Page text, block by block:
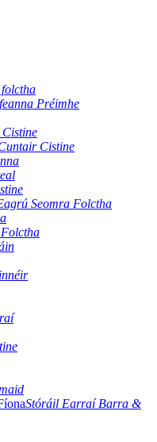
Préimhe
Cistine
Seomra Folctha
Stóráil Earraí Barra &